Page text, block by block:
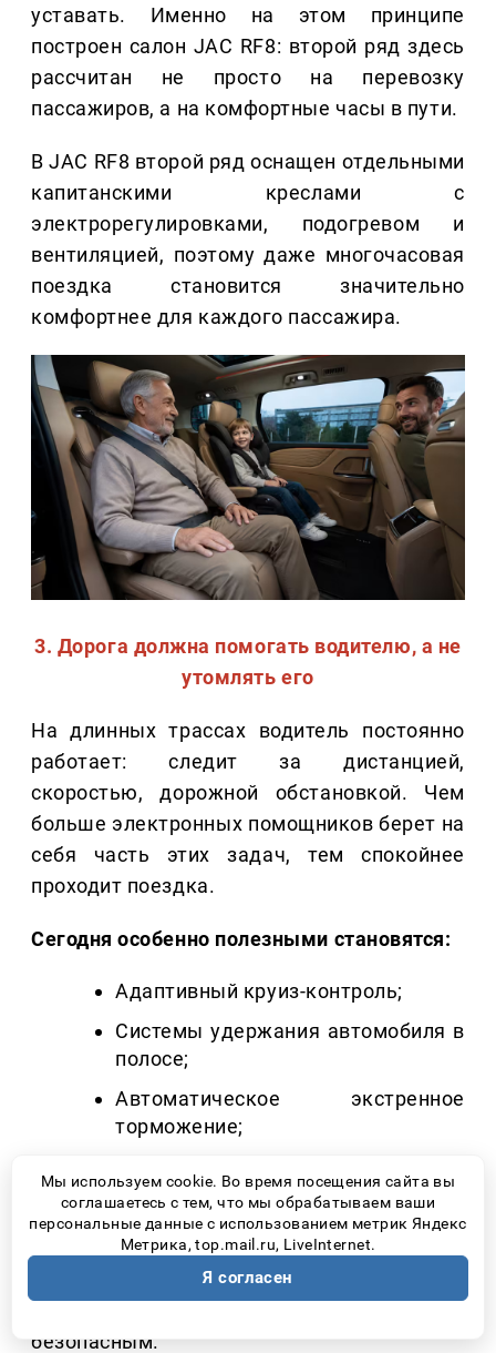
уставать. Именно на этом принципе
построен салон JAC RF8: второй ряд здесь
рассчитан не просто на перевозку
пассажиров, а на комфортные часы в пути.
В JAC RF8 второй ряд оснащен отдельными
капитанскими креслами с
электрорегулировками, подогревом и
вентиляцией, поэтому даже многочасовая
поездка становится значительно
комфортнее для каждого пассажира.
3. Дорога должна помогать водителю, а не
утомлять его
На длинных трассах водитель постоянно
работает: следит за дистанцией,
скоростью, дорожной обстановкой. Чем
больше электронных помощников берет на
себя часть этих задач, тем спокойнее
проходит поездка.
Сегодня особенно полезными становятся:
Адаптивный круиз-контроль;
Системы удержания автомобиля в
полосе;
Автоматическое экстренное
торможение;
Все эти системы предусмотрены в JAC RF8
и помогают снизить нагрузку на водителя
во время длительных поездок, делая
безопасным.
Мы используем cookie. Во время посещения сайта вы
соглашаетесь с тем, что мы обрабатываем ваши
персональные данные с использованием метрик Яндекс
Метрика, top.mail.ru, LiveInternet.
Я согласен